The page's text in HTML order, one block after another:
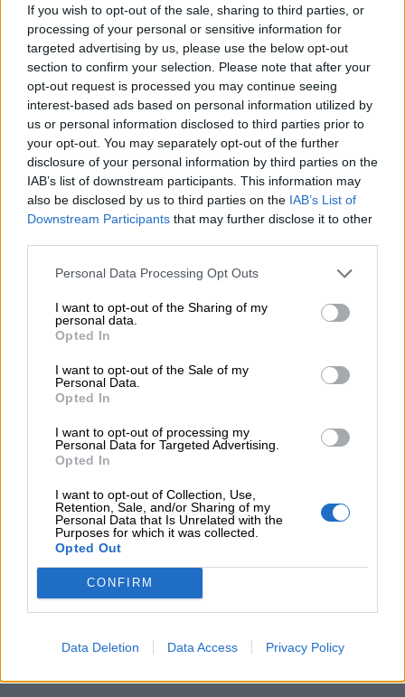
If you wish to opt-out of the sale, sharing to third parties, or
processing of your personal or sensitive information for
targeted advertising by us, please use the below opt-out
section to confirm your selection. Please note that after your
opt-out request is processed you may continue seeing
interest-based ads based on personal information utilized by
us or personal information disclosed to third parties prior to
your opt-out. You may separately opt-out of the further
disclosure of your personal information by third parties on the
IAB’s list of downstream participants. This information may
also be disclosed by us to third parties on the IAB’s List of
Downstream Participants that may further disclose it to other
Personal Data Processing Opt Outs
I want to opt-out of the Sharing of my
personal data.
Opted In
I want to opt-out of the Sale of my
Personal Data.
Opted In
I want to opt-out of processing my
Personal Data for Targeted Advertising.
Opted In
I want to opt-out of Collection, Use,
Retention, Sale, and/or Sharing of my
Personal Data that Is Unrelated with the
Purposes for which it was collected.
Opted Out
CONFIRM
Data Deletion Data Access Privacy Policy
Randy Schekman, Νομπελίστας Ιατρικής: «Σε πέντε χρόνια
μπορεί να έχουμε θεραπεία που αναστέλλει την εξέλιξη του
Πάρκινσον»
05.08.2026
Ε.Ε και παράνομη μετανάστευση: προτάσεις και δράσεις με
παρονομαστή το κοινό συμφέρον
05.08.2026
Αντώνης Βουκλαρής - «ΕΡΡΙΚΟΣ ΝΤΥΝΑΝ»
05.08.2026
ΠΕΡΙΣΣΟΤΕΡΑ